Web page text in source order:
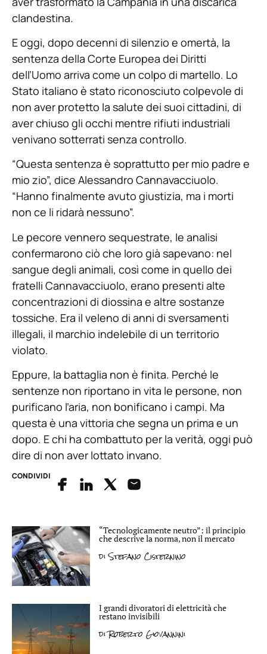
clandestina.
E oggi, dopo decenni di silenzio e omertà, la
sentenza della Corte Europea dei Diritti
dell’Uomo arriva come un colpo di martello. Lo
Stato italiano è stato riconosciuto colpevole di
non aver protetto la salute dei suoi cittadini, di
aver chiuso gli occhi mentre rifiuti industriali
venivano sotterrati senza controllo.
“Questa sentenza è soprattutto per mio padre e
mio zio”, dice Alessandro Cannavacciuolo.
“Hanno finalmente avuto giustizia, ma i morti
non ce li ridarà nessuno”.
Le pecore vennero sequestrate, le analisi
confermarono ciò che loro già sapevano: nel
sangue degli animali, così come in quello dei
fratelli Cannavacciuolo, erano presenti alte
concentrazioni di diossina e altre sostanze
tossiche. Era il veleno di anni di sversamenti
illegali, il marchio indelebile di un territorio
violato.
Eppure, la battaglia non è finita. Perché le
sentenze non riportano in vita le persone, non
purificano l’aria, non bonificano i campi. Ma
questa è una vittoria che segna un prima e un
dopo. E chi ha combattuto per la verità, oggi può
dire di non aver lottato invano.
CONDIVIDI
“Tecnologicamente neutro”: il principio
che descrive la norma, non il mercato
diStefano Cisternino
I grandi divoratori di elettricità che
restano invisibili
diRoberto Giovannini